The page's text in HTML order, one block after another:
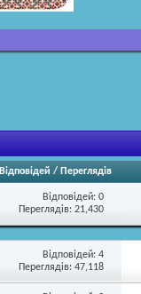
Відповідей / Переглядів
Відповідей:0
Переглядів: 21,430
Відповідей:4
Переглядів: 47,118